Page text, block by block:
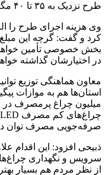
طرح نزدیک به ۳۵ تا ۴۰ مگاوات صرفه‌جویی توان داشته باشیم.
کرد و گفت: گرچه این
بخش خصوصی تأمین
در اختیارشان گذاشته
معاون هماهنگی توزیع
میلیون چراغ پرمصرف
صرفه‌جویی مصرف توان
ذبیحی افزود: این اقدام
سرویس و نگهداری
از نظر مردم هم بسیار